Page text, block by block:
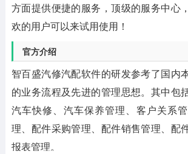
方面提供便捷的服务，顶级的服务中心
欢的用户可以来试用使用！
官方介绍
智百盛汽修汽配软件的研发参考了国内
的业务流程及先进的管理思想。其中包
汽车快修、汽车保养管理、客户关系
理、配件采购管理、配件销售管理、配
报表管理。